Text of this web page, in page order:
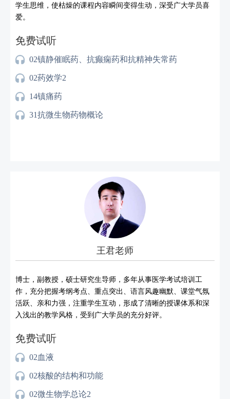
学生思维，使枯燥的课程内容瞬间变得生动，深受广大学员喜
爱。
免费试听
02镇静催眠药、抗癫痫药和抗精神失常药
02药效学2
14镇痛药
31抗微生物药物概论
王君老师
博士，副教授，硕士研究生导师，多年从事医学考试培训工
作，充分把握考纲考点、重点突出、语言风趣幽默、课堂气氛
活跃、亲和力强，注重学生互动，形成了清晰的授课体系和深
入浅出的教学风格，受到广大学员的充分好评。
免费试听
02血液
02核酸的结构和功能
02微生物学总论2